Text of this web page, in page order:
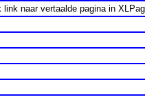
link naar vertaalde pagina in